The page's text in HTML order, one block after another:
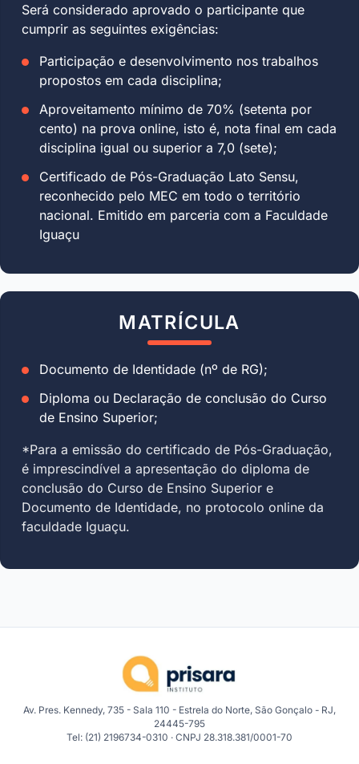
Será considerado aprovado o participante que
cumprir as seguintes exigências:
Participação e desenvolvimento nos trabalhos
propostos em cada disciplina;
Aproveitamento mínimo de 70% (setenta por
cento) na prova online, isto é, nota final em cada
disciplina igual ou superior a 7,0 (sete);
Certificado de Pós-Graduação Lato Sensu,
reconhecido pelo MEC em todo o território
nacional. Emitido em parceria com a Faculdade
Iguaçu
MATRÍCULA
Documento de Identidade (nº de RG);
Diploma ou Declaração de conclusão do Curso
de Ensino Superior;
*Para a emissão do certificado de Pós-Graduação,
é imprescindível a apresentação do diploma de
conclusão do Curso de Ensino Superior e
Documento de Identidade, no protocolo online da
faculdade Iguaçu.
Av. Pres. Kennedy, 735 - Sala 110 - Estrela do Norte, São Gonçalo - RJ,
24445-795
Tel: (21) 2196734-0310 · CNPJ 28.318.381/0001-70